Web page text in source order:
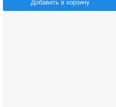
Добавить в корзину